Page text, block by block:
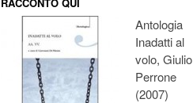
Antologia
Inadatti al
volo, Giulio
Perrone
(2007)